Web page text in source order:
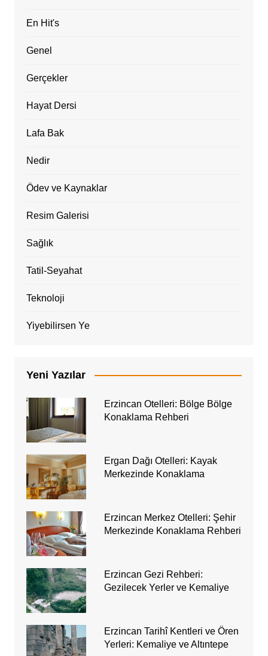
En Hit's
Genel
Gerçekler
Hayat Dersi
Lafa Bak
Nedir
Ödev ve Kaynaklar
Resim Galerisi
Sağlık
Tatil-Seyahat
Teknoloji
Yiyebilirsen Ye
Yeni Yazılar
Erzincan Otelleri: Bölge Bölge
Konaklama Rehberi
Ergan Dağı Otelleri: Kayak
Merkezinde Konaklama
Erzincan Merkez Otelleri: Şehir
Merkezinde Konaklama Rehberi
Erzincan Gezi Rehberi:
Gezilecek Yerler ve Kemaliye
Erzincan Tarihî Kentleri ve Ören
Yerleri: Kemaliye ve Altıntepe